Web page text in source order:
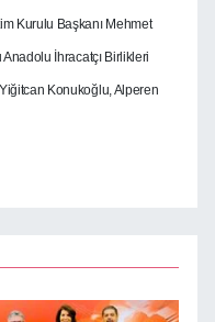
Kurulu Başkanı Mehmet
Anadolu İhracatçı Birlikleri
Konukoğlu, Alperen